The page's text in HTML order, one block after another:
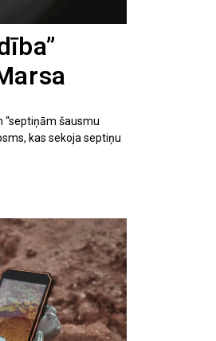
“septiņām šausmu
kas sekoja septiņu